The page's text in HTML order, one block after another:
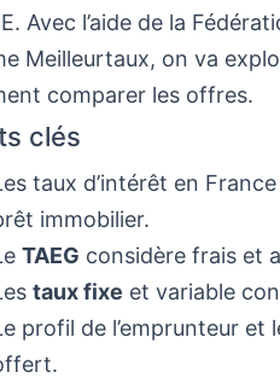
Avec l’aide de la
Meilleurtaux, on va
comparer les offres.
clés
taux d’intérêt en
immobilier.
TAEG considère frais et
taux fixe et variable
profil de l’emprunteur